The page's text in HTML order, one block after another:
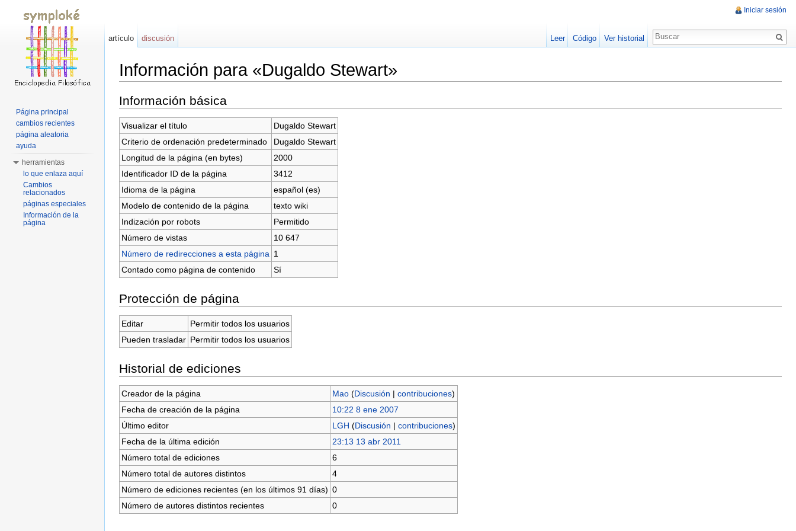
Información para «Dugaldo Stewart»
Información básica
Visualizar el título
Dugaldo Stewart
Criterio de ordenación predeterminado
Dugaldo Stewart
Longitud de la página (en bytes)
2000
Identificador ID de la página
3412
Idioma de la página
español (es)
Modelo de contenido de la página
texto wiki
Indización por robots
Permitido
Número de vistas
10 647
Número de redirecciones a esta página 1
Contado como página de contenido
Sí
Protección de página
Editar
Permitir todos los usuarios
Pueden trasladar Permitir todos los usuarios
Historial de ediciones
Creador de la página Mao (Discusión | contribuciones)
Fecha de creación de la página
10:22 8 ene 2007
Último editor
LGH (Discusión | contribuciones)
Fecha de la última edición
23:13 13 abr 2011
Número total de ediciones
6
Número total de autores distintos
4
Número de ediciones recientes (en los últimos 91 días) 0
Número de autores distintos recientes
0
Iniciar sesión
artículo discusión Leer Código Ver historial
Página principal
cambios recientes
página aleatoria
ayuda
herramientas
lo que enlaza aquí
Cambios
relacionados
páginas especiales
Información de la
página